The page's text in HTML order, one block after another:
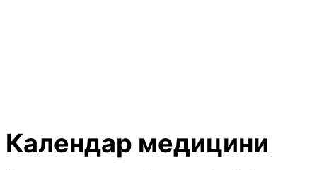
Календар медицини